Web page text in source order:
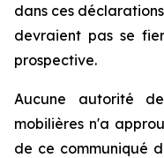
dans ces
devraient pas se
prospective.
Aucune autorité
mobilières n'a
de ce communiqué